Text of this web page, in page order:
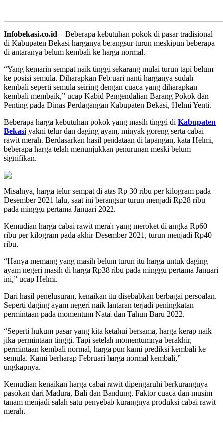
Infobekasi.co.id – Beberapa kebutuhan pokok di pasar tradisional
di Kabupaten Bekasi harganya berangsur turun meskipun beberapa
di antaranya belum kembali ke harga normal.
“Yang kemarin sempat naik tinggi sekarang mulai turun tapi belum
ke posisi semula. Diharapkan Februari nanti harganya sudah
kembali seperti semula seiring dengan cuaca yang diharapkan
kembali membaik,” ucap Kabid Pengendalian Barang Pokok dan
Penting pada Dinas Perdagangan Kabupaten Bekasi, Helmi Yenti.
Beberapa harga kebutuhan pokok yang masih tinggi di Kabupaten
Bekasiyakni telur dan daging ayam, minyak goreng serta cabai
rawit merah. Berdasarkan hasil pendataan di lapangan, kata Helmi,
beberapa harga telah menunjukkan penurunan meski belum
signifikan.
Misalnya, harga telur sempat di atas Rp 30 ribu per kilogram pada
Desember 2021 lalu, saat ini berangsur turun menjadi Rp28 ribu
pada minggu pertama Januari 2022.
Kemudian harga cabai rawit merah yang meroket di angka Rp60
ribu per kilogram pada akhir Desember 2021, turun menjadi Rp40
ribu.
“Hanya memang yang masih belum turun itu harga untuk daging
ayam negeri masih di harga Rp38 ribu pada minggu pertama Januari
ini,” ucap Helmi.
Dari hasil penelusuran, kenaikan itu disebabkan berbagai persoalan.
Seperti daging ayam negeri naik lantaran terjadi peningkatan
permintaan pada momentum Natal dan Tahun Baru 2022.
“Seperti hukum pasar yang kita ketahui bersama, harga kerap naik
jika permintaan tinggi. Tapi setelah momentumnya berakhir,
permintaan kembali normal, harga pun kami prediksi kembali ke
semula. Kami berharap Februari harga normal kembali,”
ungkapnya.
Kemudian kenaikan harga cabai rawit dipengaruhi berkurangnya
pasokan dari Madura, Bali dan Bandung. Faktor cuaca dan musim
tanam menjadi salah satu penyebab kurangnya produksi cabai rawit
merah.